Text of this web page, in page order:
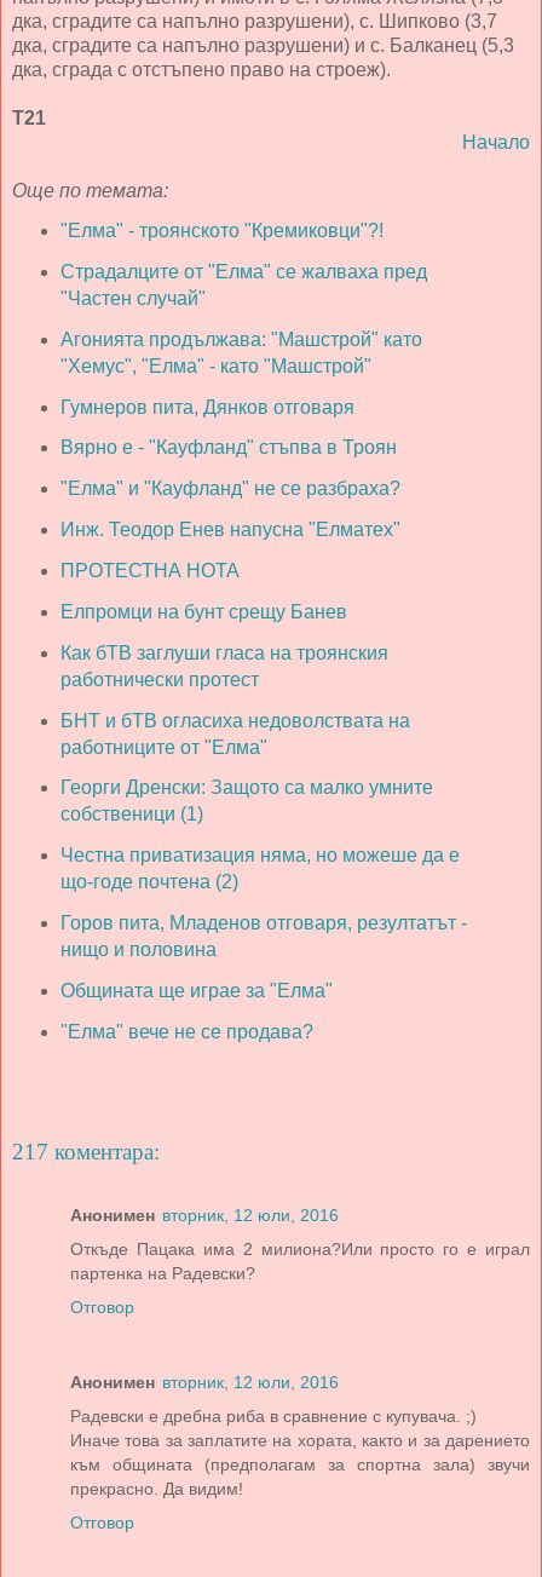
дка, сградите са напълно разрушени), с. Шипково (3,7
дка, сградите са напълно разрушени) и с. Балканец (5,3
дка, сграда с отстъпено право на строеж).
Т21
Начало
Още по темата:
"Елма" - троянското "Кремиковци"?!
Страдалците от "Елма" се жалваха пред
"Частен случай"
Агонията продължава: "Машстрой" като
"Хемус", "Елма" - като "Машстрой"
Гумнеров пита, Дянков отговаря
Вярно е - "Кауфланд" стъпва в Троян
"Елма" и "Кауфланд" не се разбраха?
Инж. Теодор Енев напусна "Елматех"
ПРОТЕСТНА НОТА
Елпромци на бунт срещу Банев
Как бТВ заглуши гласа на троянския
работнически протест
БНТ и бТВ огласиха недоволствата на
работниците от "Елма"
Георги Дренски: Защото са малко умните
собственици (1)
Честна приватизация няма, но можеше да е
що-годе почтена (2)
Горов пита, Младенов отговаря, резултатът -
нищо и половина
Общината ще играе за "Елма"
"Елма" вече не се продава?
217 коментара:
Анонимен вторник, 12 юли, 2016
Откъде Пацака има 2 милиона?Или просто го е играл
партенка на Радевски?
Отговор
Анонимен вторник, 12 юли, 2016
Радевски е дребна риба в сравнение с купувача. ;)
Иначе това за заплатите на хората, както и за дарението
към общината (предполагам за спортна зала) звучи
прекрасно. Да видим!
Отговор